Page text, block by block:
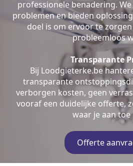
professionele benadering.
problemen en bieden
doel is om ervoor te
probleemloos
Transparante
Bij Loodgieterke.be
transparante
verborgen kosten, geen
vooraf een duidelijke offerte,
waar je aan toe
Offerte